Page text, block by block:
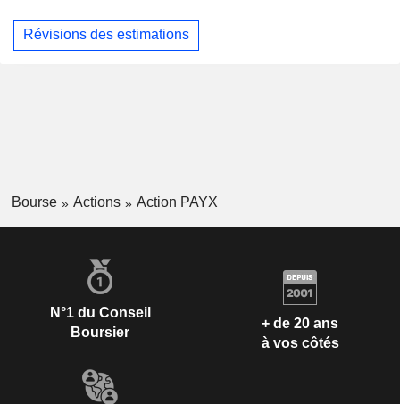
Révisions des estimations
Bourse Actions Action PAYX
N°1 du Conseil
Boursier
+ de 20 ans
à vos côtés